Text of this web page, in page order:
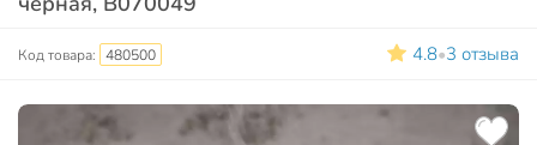
Код товара: 480500 4.8•3 отзыва